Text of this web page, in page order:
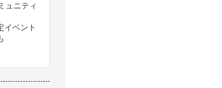
ュニティ
イベント